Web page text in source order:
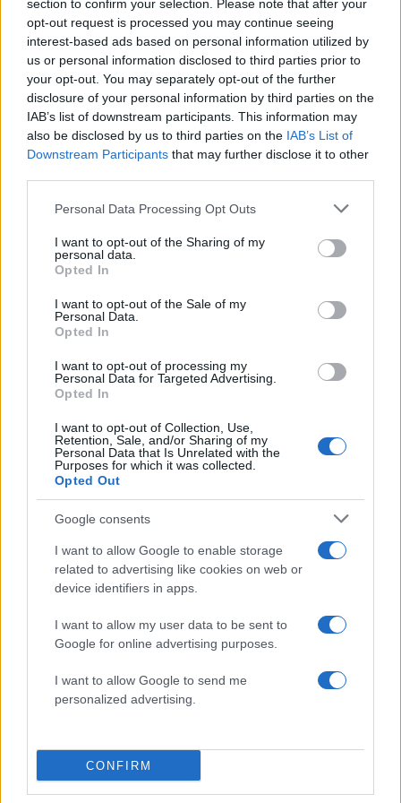
section to confirm your selection. Please note that after your
opt-out request is processed you may continue seeing
interest-based ads based on personal information utilized by
us or personal information disclosed to third parties prior to
your opt-out. You may separately opt-out of the further
disclosure of your personal information by third parties on the
IAB’s list of downstream participants. This information may
also be disclosed by us to third parties on the IAB’s List of
Downstream Participants that may further disclose it to other
Please note that this website/app uses one or more Google
not limited to your visit or usage behaviour. You may click to
grant or deny consent to Google and its third-party tags to
use your data for below specified purposes in below Google
consent section.
Personal Data Processing Opt Outs
I want to opt-out of the Sharing of my
personal data.
Opted In
I want to opt-out of the Sale of my
Personal Data.
Opted In
I want to opt-out of processing my
Personal Data for Targeted Advertising.
Opted In
I want to opt-out of Collection, Use,
Retention, Sale, and/or Sharing of my
Personal Data that Is Unrelated with the
Purposes for which it was collected.
Opted Out
Google consents
I want to allow Google to enable storage
related to advertising like cookies on web or
device identifiers in apps.
I want to allow my user data to be sent to
Google for online advertising purposes.
I want to allow Google to send me
personalized advertising.
CONFIRM
το Azovstal προς τοποθεσίες σε εδάφη που
τελούν υπό τον έλεγχο των ρωσικών και
φιλορωσικών δυνάμεων στην ανατολική
Ουκρανία.
Είχε διευκρινίσει πως οι μαχητές θα πρέπει στο
μέλλον να σταλούν σε έδαφος που τελεί υπό
τον έλεγχο της Ουκρανίας, «στο πλαίσιο μιας
διαδικασίας ανταλλαγής».
Καλύτερα ζωντανοί
Χθες ο πρόεδρος Βολοντίμιρ Ζελένσκι δήλωσε,
σε βίντεο, πως το σημαντικό είναι «να σωθεί η
ζωή των αγοριών μας». «Θέλω να το
υπογραμμίσω: η Ουκρανία έχει ανάγκη αυτούς
τους ήρωες ζωντανούς. Είναι η αρχή μας»,
Όμως κι εκείνοι μπορεί να μην είχαν άλλη
επιλογή από το να παραδοθούν, γιατί «αν και το